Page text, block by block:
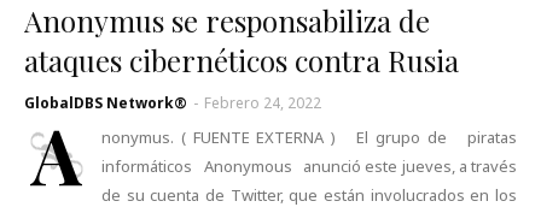
Anonymus se responsabiliza de
ataques cibernéticos contra Rusia
GlobalDBS Network® - Febrero 24, 2022
A
nonymus. ( FUENTE EXTERNA ) El grupo de piratas
informáticos Anonymous anunció este jueves, a través
de su cuenta de Twitter, que están involucrados en los